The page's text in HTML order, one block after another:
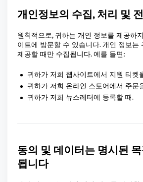
개인정보의 수집, 처리 및
원칙적으로, 귀하는 개인 정보를 제공하
이트에 방문할 수 있습니다. 개인 정보는
제공할 때만 수집됩니다. 예를 들면:
귀하가 저희 웹사이트에서 지원 티켓
귀하가 저희 온라인 스토어에서 주문
귀하가 저희 뉴스레터에 등록할 때.
동의 및 데이터는 명시된
됩니다